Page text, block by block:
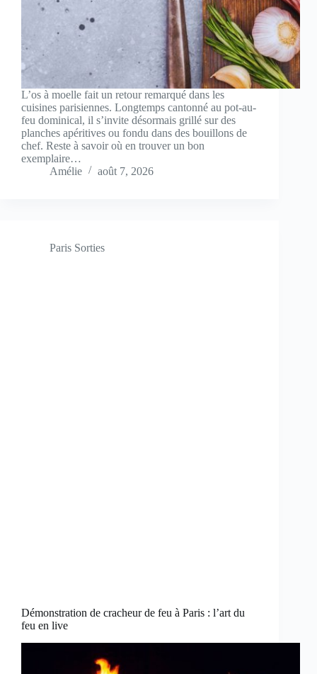
L’os à moelle fait un retour remarqué dans les
cuisines parisiennes. Longtemps cantonné au pot-au-
feu dominical, il s’invite désormais grillé sur des
planches apéritives ou fondu dans des bouillons de
chef. Reste à savoir où en trouver un bon
exemplaire…
Amélie
août 7, 2026
Paris Sorties
Démonstration de cracheur de feu à Paris : l’art du
feu en live